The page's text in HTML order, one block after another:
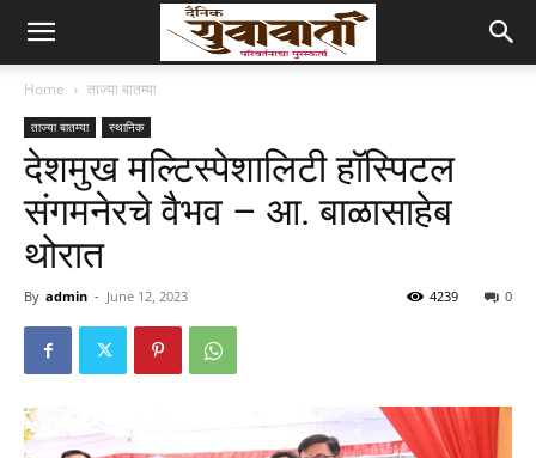
Home ताज्या बातम्या
ताज्या बातम्या स्थानिक
देशमुख मल्टिस्पेशालिटी हॉस्पिटल
संगमनेरचे वैभव – आ. बाळासाहेब
थोरात
By admin - June 12, 2023 0
4239